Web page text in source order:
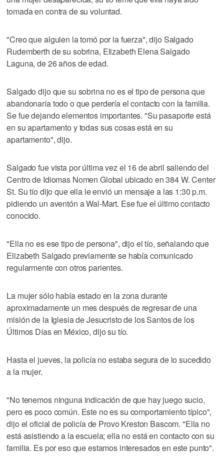
tomada en contra de su voluntad.
"Creo que alguien la tomó por la fuerza", dijo Salgado
Rudemberth de su sobrina, Elizabeth Elena Salgado
Laguna, de 26 años de edad.
Salgado dijo que su sobrina no es el tipo de persona que
abandonaría todo o que perdería el contacto con la familia.
Se fue dejando elementos importantes. "Su pasaporte está
en su apartamento y todas sus cosas está en su
apartamento", dijo.
Salgado fue vista por última vez el 16 de abril saliendo del
Centro de Idiomas Nomen Global ubicado en 384 W. Center
St. Su tío dijo que ella le envió un mensaje a las 1:30 p.m.
pidiendo un aventón a Wal-Mart. Ese fue el último contacto
conocido.
"Ella no es ese tipo de persona", dijo el tío, señalando que
Elizabeth Salgado previamente se había comunicado
regularmente con otros parientes.
La mujer sólo había estado en la zona durante
aproximadamente un mes después de regresar de una
misión de la Iglesia de Jesucristo de los Santos de los
Últimos Días en México, dijo su tío.
Hasta el jueves, la policía no estaba segura de lo sucedido
a la mujer.
"No tenemos ninguna indicación de que hay juego sucio,
pero es poco común. Este no es su comportamiento típico",
dijo el oficial de policía de Provo Kreston Bascom. "Ella no
está asistiendo a la escuela; ella no está en contacto con su
familia. Es por eso que estamos interesados en este punto".